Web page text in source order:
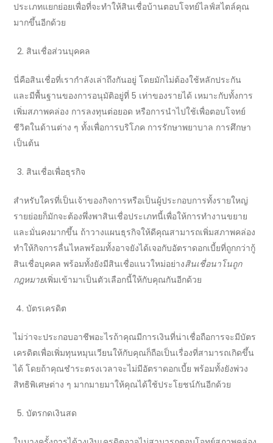
ประเภทแยกย่อยเพื่อที่จะทำให้สินเชื่อบ้านตอบโจทย์ไลฟ์สไตล์คุณ
มากขึ้นอีกด้วย
สินเชื่อส่วนบุคคล
นี่คือสินเชื่อที่เรากำลังเล่าถึงกันอยู่ โดยมักไม่ต้องใช้หลักประกัน
และมีพื้นฐานของการอนุมัติอยู่ที่ 5 เท่าของรายได้ เหมาะกับทั้งการ
เพิ่มสภาพคล่อง การลงทุนต่อยอด หรือการนำไปใช้เพื่อตอบโจทย์
ชีวิตในด้านต่าง ๆ ทั้งเพื่อการบริโภค การรักษาพยาบาล การศึกษา
เป็นต้น
สินเชื่อเพื่อธุรกิจ
สำหรับใครที่เป็นเจ้าของกิจการหรือเป็นผู้ประกอบการทั้งรายใหญ่
รายย่อยก็มักจะต้องพึ่งพาสินเชื่อประเภทนี้เพื่อให้การทำงานขยาย
และมั่นคงมากขึ้น ถ้าวางแผนธุรกิจให้ดีคุณสามารถเพิ่มสภาพคล่อง
ทำให้กิจการลื่นไหลพร้อมทั้งอาจยังได้เจอกับอัตราดอกเบี้ยที่ถูกกว่ากู้
สินเชื่อบุคคล พร้อมทั้งยังมีสินเชื่อแนวใหม่อย่างสินเชื่อนาโนถูก
กฎหมายเพิ่มเข้ามาเป็นตัวเลือกนี้ให้กับคุณกันอีกด้วย
บัตรเครดิต
ไม่ว่าจะประกอบอาชีพอะไรถ้าคุณมีการเงินที่น่าเชื่อถือการจะมีบัตร
เครดิตเพื่อเพิ่มทุนหมุนเวียนให้กับคุณก็ถือเป็นเรื่องที่สามารถเกิดขึ้น
ได้ โดยถ้าคุณชำระตรงเวลาจะไม่มีอัตราดอกเบี้ย พร้อมทั้งยังพ่วง
สิทธิพิเศษต่าง ๆ มากมายมาให้คุณได้ใช้ประโยชน์กันอีกด้วย
บัตรกดเงินสด